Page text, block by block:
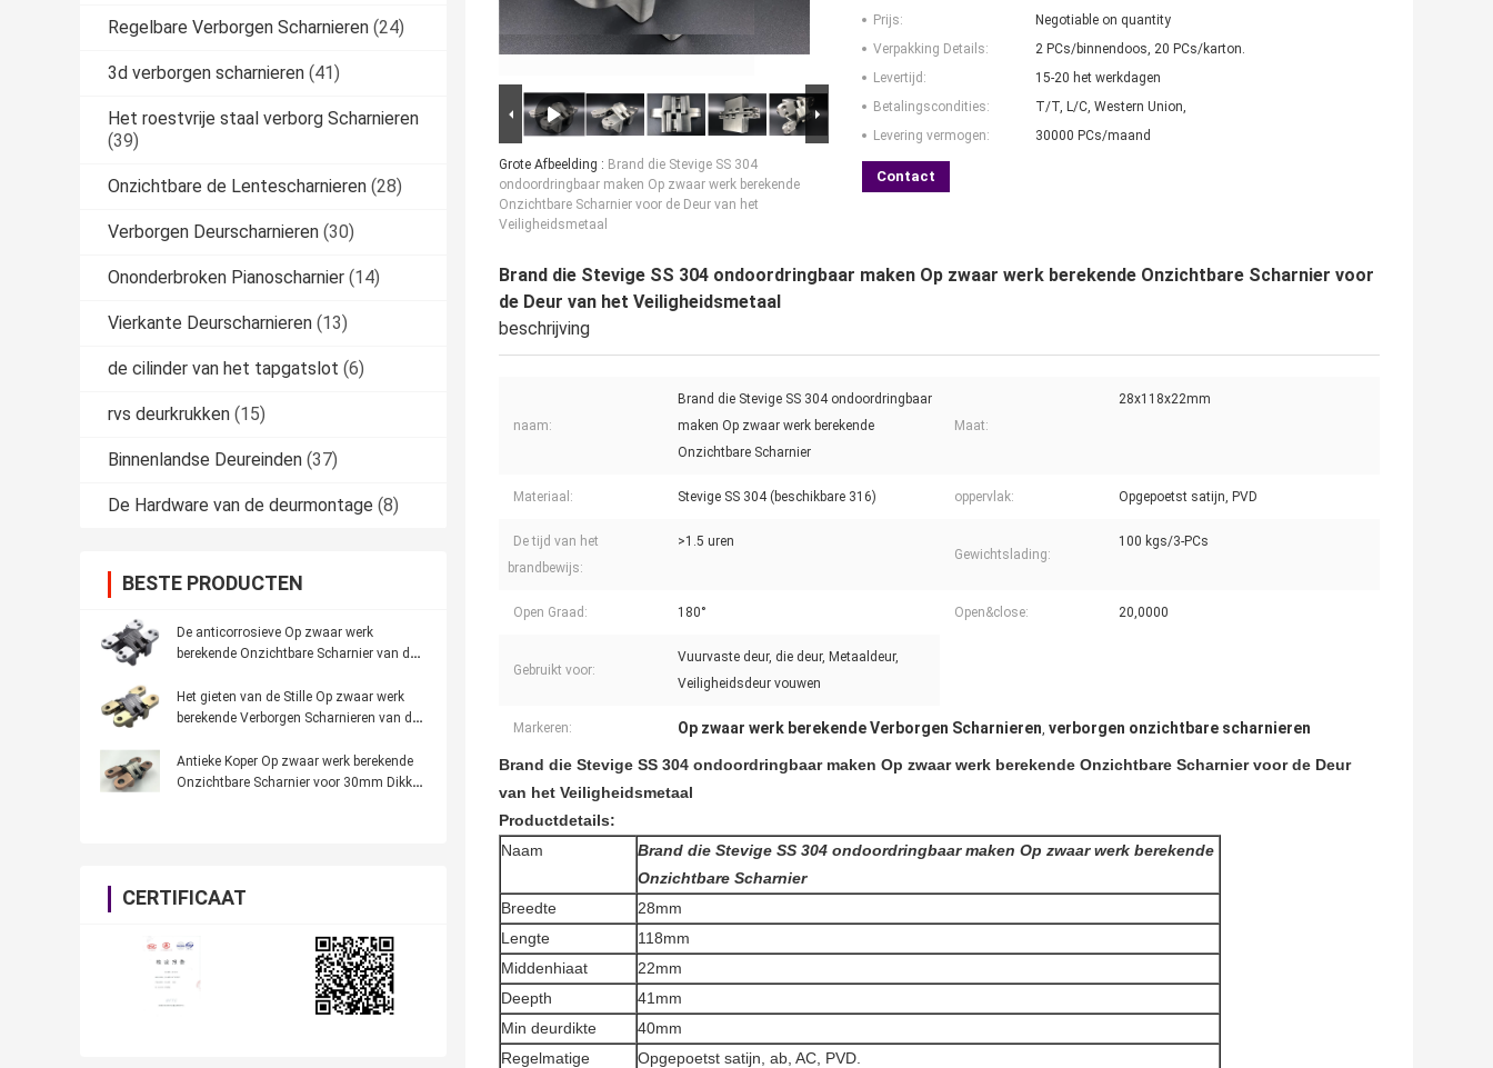
Regelbare Verborgen Scharnieren (24)
3d verborgen scharnieren (41)
Het roestvrije staal verborg Scharnieren
(39)
Onzichtbare de Lentescharnieren (28)
Verborgen Deurscharnieren (30)
Ononderbroken Pianoscharnier (14)
Vierkante Deurscharnieren (13)
de cilinder van het tapgatslot (6)
rvs deurkrukken (15)
Binnenlandse Deureinden (37)
De Hardware van de deurmontage (8)
BESTE PRODUCTEN
De anticorrosieve Op zwaar werk
berekende Onzichtbare Scharnier van de
Villadeur
Het gieten van de Stille Op zwaar werk
berekende Verborgen Scharnieren van de
Houten Deur
Antieke Koper Op zwaar werk berekende
Onzichtbare Scharnier voor 30mm Dikke
CERTIFICAAT
Grote Afbeelding : Brand die Stevige SS 304
ondoordringbaar maken Op zwaar werk berekende
Onzichtbare Scharnier voor de Deur van het
Veiligheidsmetaal
Prijs:
Negotiable on quantity
Verpakking Details:
2 PCs/binnendoos, 20 PCs/karton.
Levertijd:
15-20 het werkdagen
Betalingscondities:
T/T, L/C, Western Union,
Levering vermogen:
30000 PCs/maand
Contact
Brand die Stevige SS 304 ondoordringbaar maken Op zwaar werk berekende Onzichtbare Scharnier voor
de Deur van het Veiligheidsmetaal
beschrijving
naam:
Brand die Stevige SS 304 ondoordringbaar
maken Op zwaar werk berekende
Onzichtbare Scharnier
Maat:
28x118x22mm
Materiaal: Stevige SS 304 (beschikbare 316) oppervlak: Opgepoetst satijn, PVD
De tijd van het
brandbewijs:
>1.5 uren
Gewichtslading:
100 kgs/3-PCs
Open Graad: 180° Open&close: 20,0000
Gebruikt voor:
Vuurvaste deur, die deur, Metaaldeur,
Veiligheidsdeur vouwen
Markeren: Op zwaar werk berekende Verborgen Scharnieren verborgen onzichtbare scharnieren
Brand die Stevige SS 304 ondoordringbaar maken Op zwaar werk berekende Onzichtbare Scharnier voor de Deur
van het Veiligheidsmetaal
Productdetails:
Naam
Brand die Stevige SS 304 ondoordringbaar maken Op zwaar werk berekende
Onzichtbare Scharnier
Breedte
28mm
Lengte
118mm
Middenhiaat
22mm
Deepth
41mm
Min deurdikte
40mm
Regelmatige
Opgepoetst satijn, ab, AC, PVD.